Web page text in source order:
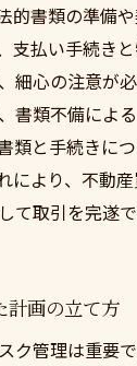
的書類の準備
支払い手続き
細心の注意が
書類不備によ
類と手続きに
により、不動
て取引を完遂
計画の立て方
ク管理は重要